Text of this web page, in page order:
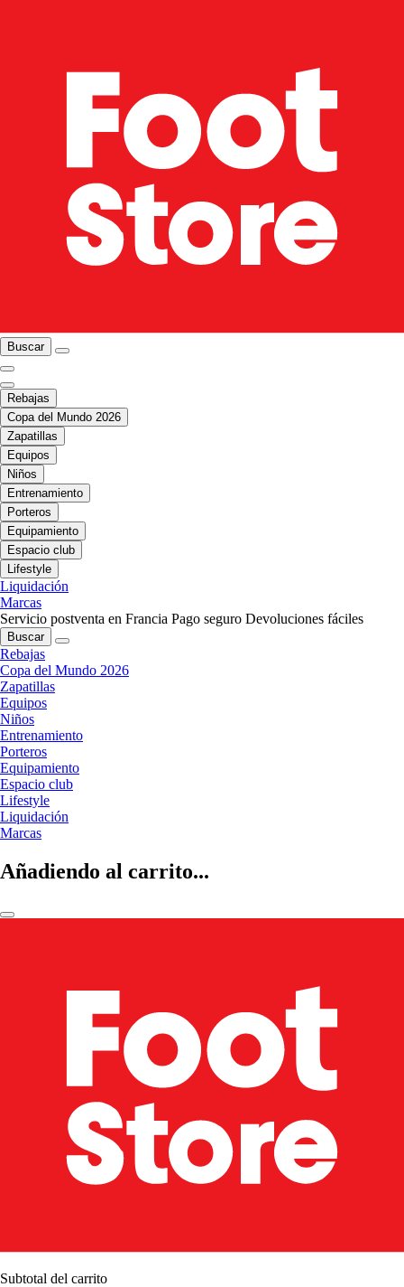
Buscar
Rebajas
Copa del Mundo 2026
Zapatillas
Equipos
Niños
Entrenamiento
Porteros
Equipamiento
Espacio club
Lifestyle
Liquidación
Marcas
Servicio postventa en Francia Pago seguro Devoluciones fáciles
Buscar
Rebajas
Copa del Mundo 2026
Zapatillas
Equipos
Niños
Entrenamiento
Porteros
Equipamiento
Espacio club
Lifestyle
Liquidación
Marcas
Añadiendo al carrito...
Subtotal del carrito